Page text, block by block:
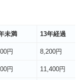
未満 13年経過
円 8,200円
円 11,400円